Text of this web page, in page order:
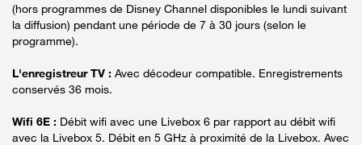
(hors programmes de Disney Channel disponibles le lundi suivant
la diffusion) pendant une période de 7 à 30 jours (selon le
programme).
L'enregistreur TV : Avec décodeur compatible. Enregistrements
conservés 36 mois.
Wifi 6E : Débit wifi avec une Livebox 6 par rapport au débit wifi
avec la Livebox 5. Débit en 5 GHz à proximité de la Livebox. Avec